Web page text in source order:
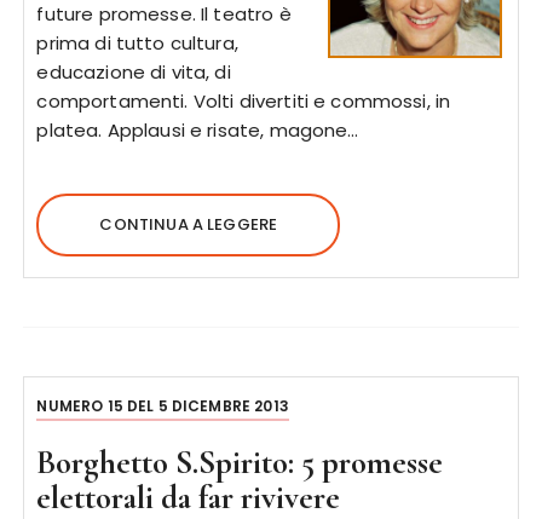
future promesse. Il teatro è
prima di tutto cultura,
educazione di vita, di
comportamenti. Volti divertiti e commossi, in
platea. Applausi e risate, magone…
CONTINUA A LEGGERE
NUMERO 15 DEL 5 DICEMBRE 2013
Borghetto S.Spirito: 5 promesse
elettorali da far rivivere